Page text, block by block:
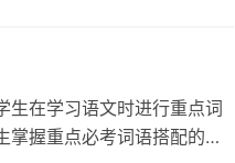
生在学习语文时进行重点词
握重点必考词语搭配的基